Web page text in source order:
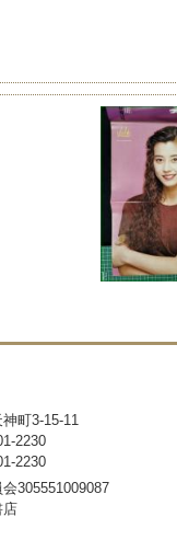
町3-15-11
2230
2230
305551009087